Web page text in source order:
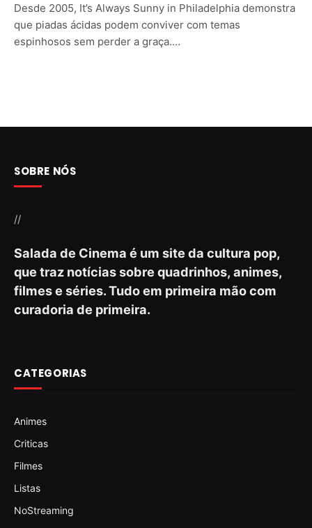
Desde 2005, It’s Always Sunny in Philadelphia demonstra
que piadas ácidas podem conviver com temas
espinhosos sem perder a graça.…
SOBRE NÓS
//
Salada de Cinema é um site da cultura pop,
que traz notícias sobre quadrinhos, animes,
filmes e séries. Tudo em primeira mão com
curadoria de primeira.
CATEGORIAS
Animes
Criticas
Filmes
Listas
NoStreaming